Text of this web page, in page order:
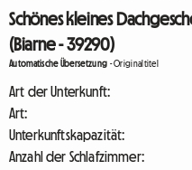
Schönes kleines
(Biarne - 39290)
Automatische Übersetzung -Originaltitel
Art der Unterkunft:
Art:
Unterkunftskapazität:
Anzahl der Schlafzimmer: